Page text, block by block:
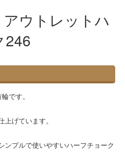
アウトレットハ
246
です。
げています。
ンプルで使いやすいハーフチョーク